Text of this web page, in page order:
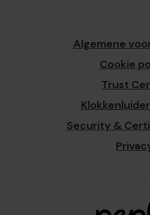
Algemene
Cookie
Trust
Security &